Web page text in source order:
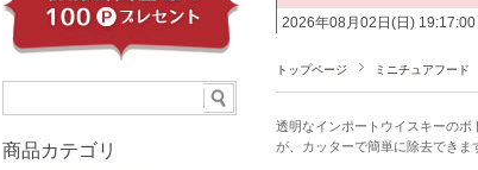
トップページ ミニチュアフード
透明なインポートウイスキーの
が、カッターで簡単に除去でき
商品カテゴリ